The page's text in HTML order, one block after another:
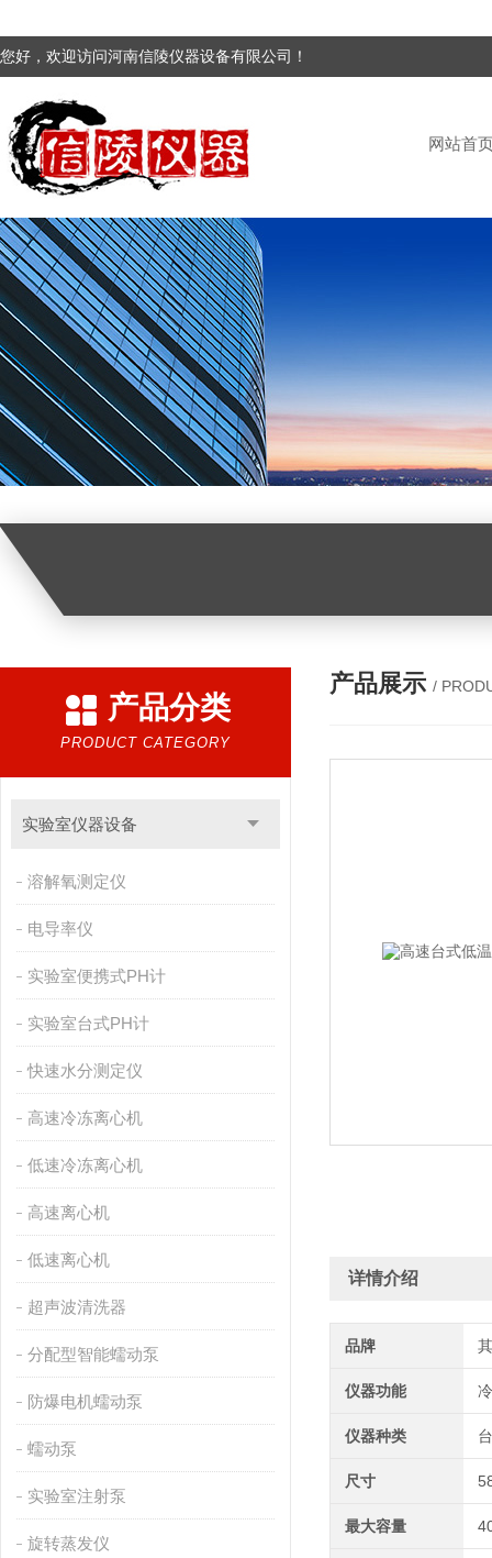
您好，欢迎访问河南信陵仪器设备有限公司！
网站首
产品分类
PRODUCT CATEGORY
实验室仪器设备
溶解氧测定仪
电导率仪
实验室便携式PH计
实验室台式PH计
快速水分测定仪
高速冷冻离心机
低速冷冻离心机
高速离心机
低速离心机
超声波清洗器
分配型智能蠕动泵
防爆电机蠕动泵
蠕动泵
实验室注射泵
旋转蒸发仪
产品展示 /
详情介绍
品牌
仪器功能
仪器种类
尺寸
最大容量